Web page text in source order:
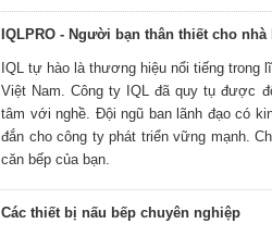
IQLPRO - Người bạn thân thiết cho nhà
IQL tự hào là thương hiệu nổi tiếng trong
Việt Nam. Công ty IQL đã quy tụ được
tâm với nghề. Đội ngũ ban lãnh đạo có
đắn cho công ty phát triển vững mạnh.
căn bếp của bạn.
Các thiết bị nấu bếp chuyên nghiệp